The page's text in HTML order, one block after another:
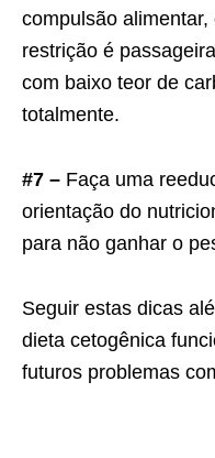
compulsão
restrição é
com baixo teor de
totalmente.
#7 – Faça uma
orientação do
para não ganhar o
Seguir estas dicas
dieta cetogênica
futuros problemas